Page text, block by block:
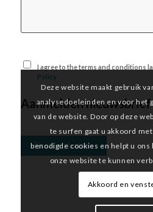
I agree to the terms and conditions
Policy
Aanmelden nieuwsbrief
Deze website maakt gebruik
analysedoeleinden en voor het
van de website. Door op deze
te surfen gaat u akkoord
benodigde cookies en helpt u
onze website te kunnen
Akkoord en